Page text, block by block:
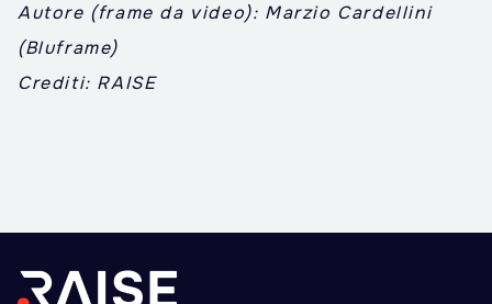
Autore (frame da video): Marzio Cardellini
(Bluframe)
Crediti: RAISE